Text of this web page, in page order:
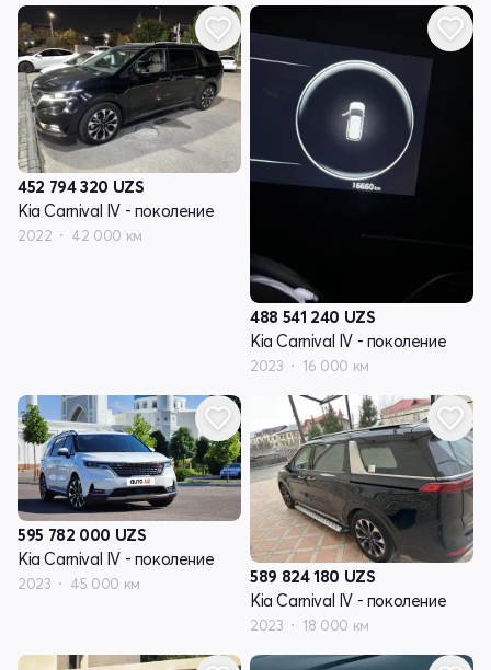
452 794 320 UZS
Kia Carnival IV - поколение
2022 42 000 км
488 541 240 UZS
Kia Carnival IV - поколение
2023 16 000 км
595 782 000 UZS
Kia Carnival IV - поколение
2023 45 000 км 589 824 180 UZS
Kia Carnival IV - поколение
2023 18 000 км